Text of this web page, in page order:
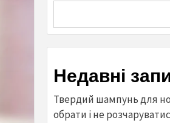
Недавні
Твердий шампунь для
обрати і не